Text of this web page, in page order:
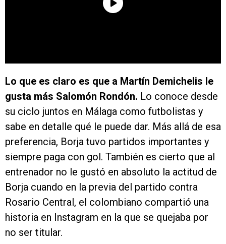
Lo que es claro es que a Martín Demichelis le
gusta más Salomón Rondón. Lo conoce desde
su ciclo juntos en Málaga como futbolistas y
sabe en detalle qué le puede dar. Más allá de esa
preferencia, Borja tuvo partidos importantes y
siempre paga con gol. También es cierto que al
entrenador no le gustó en absoluto la actitud de
Borja cuando en la previa del partido contra
Rosario Central, el colombiano compartió una
historia en Instagram en la que se quejaba por
no ser titular.